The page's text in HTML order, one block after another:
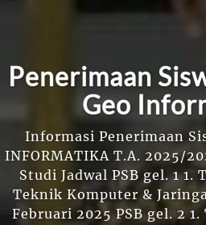
Penerimaan
Geo
Informasi Penerimaan
INFORMATIKA T.A. 2025/
Studi Jadwal PSB gel. 1
Teknik Komputer &
Februari 2025 PSB gel. 2